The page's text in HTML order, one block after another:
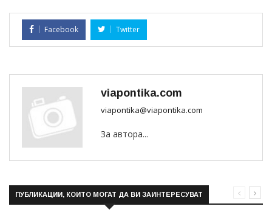
Facebook Twitter
viapontika.com
viapontika@viapontika.com
За автора...
ПУБЛИКАЦИИ, КОИТО МОГАТ ДА ВИ ЗАИНТЕРЕСУВАТ